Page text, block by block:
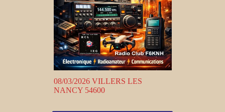
08/03/2026 VILLERS LES
NANCY 54600